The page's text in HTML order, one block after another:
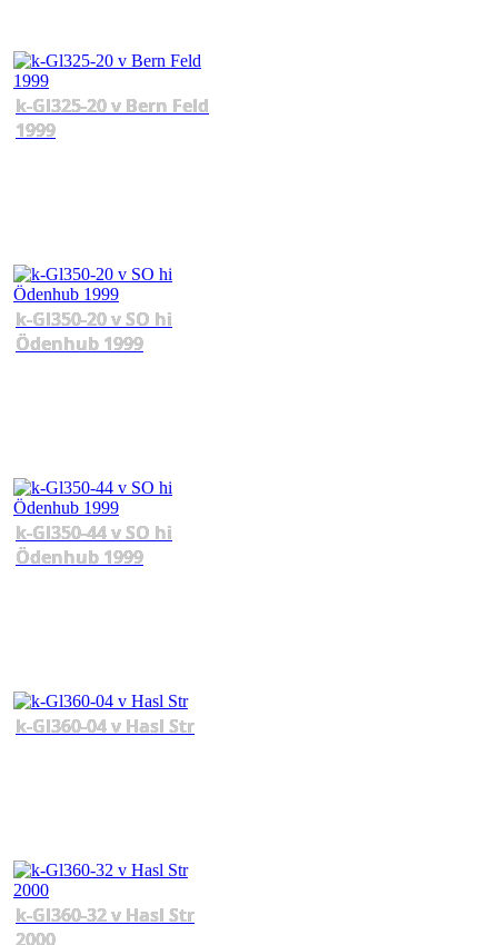
k-Gl325-20 v Bern Feld
1999
k-Gl350-20 v SO hi
Ödenhub 1999
k-Gl350-44 v SO hi
Ödenhub 1999
k-Gl360-04 v Hasl Str
k-Gl360-32 v Hasl Str
2000